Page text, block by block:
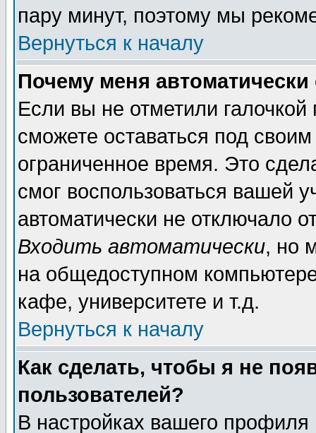
пару минут, поэтому мы
Вернуться к началу
Почему меня автоматически
Если вы не отметили галочкой
сможете оставаться под
ограниченное время. Это
смог воспользоваться вашей
автоматически не отключало
Входить автоматически, но
на общедоступном
кафе, университете и т.д.
Вернуться к началу
Как сделать, чтобы я не
пользователей?
В настройках вашего